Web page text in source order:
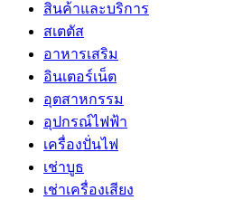
สินค้าและบริการ
สเตตัส
อาหารเสริม
อินเตอร์เน็ต
อุตสาหกรรม
อุปกรณ์ไฟฟ้า
เครื่องปั่นไฟ
เช่าบูธ
เช่าเครื่องเสียง